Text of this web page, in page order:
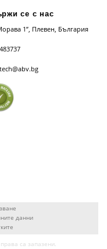
се с нас
1”, Плевен, България
данни
са запазени.